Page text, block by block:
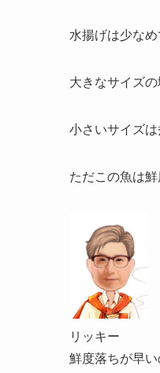
水揚げは少な
大きなサイズの
小さいサイズは
ただこの魚は
リッキー
鮮度落ちが早